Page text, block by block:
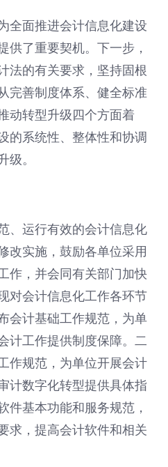
全面推进会计信息化建设
供了重要契机。下一步，
法的有关要求，坚持固根
完善制度体系、健全标准
动转型升级四个方面着
的系统性、整体性和协调
级。
、运行有效的会计信息化
改实施，鼓励各单位采用
作，并会同有关部门加快
对会计信息化工作各环节
会计基础工作规范，为单
计工作提供制度保障。二
作规范，为单位开展会计
计数字化转型提供具体指
件基本功能和服务规范，
求，提高会计软件和相关